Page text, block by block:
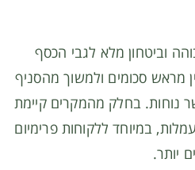
וביטחון מלא לגבי הכסף
מראש סכומים ולמשוך מהסניף
בחלק מהמקרים קיימת
במיוחד ללקוחות פרימיום
יותר.